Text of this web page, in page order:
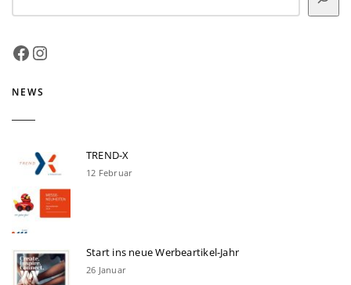
Facebook
Instagram
NEWS
TREND-X
12 Februar
Start ins neue Werbeartikel-Jahr
26 Januar